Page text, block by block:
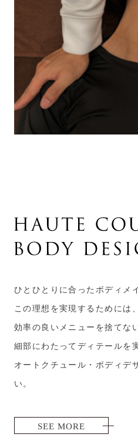
ひとひとりに合ったボディメ
この理想を実現するためには、
効率の良いメニューを捨てな
細部にわたってディテールを
オートクチュール・ボディデ
い。
SEE MORE